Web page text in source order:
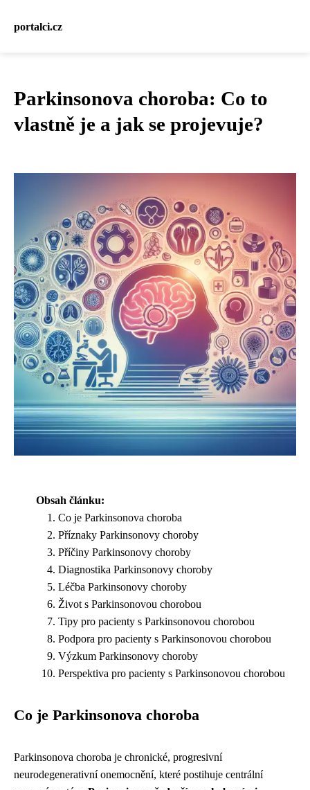
portalci.cz
Parkinsonova choroba: Co to
vlastně je a jak se projevuje?
Obsah článku:
Co je Parkinsonova choroba
Příznaky Parkinsonovy choroby
Příčiny Parkinsonovy choroby
Diagnostika Parkinsonovy choroby
Léčba Parkinsonovy choroby
Život s Parkinsonovou chorobou
Tipy pro pacienty s Parkinsonovou chorobou
Podpora pro pacienty s Parkinsonovou chorobou
Výzkum Parkinsonovy choroby
Perspektiva pro pacienty s Parkinsonovou chorobou
Co je Parkinsonova choroba
Parkinsonova choroba je chronické, progresivní
neurodegenerativní onemocnění, které postihuje centrální